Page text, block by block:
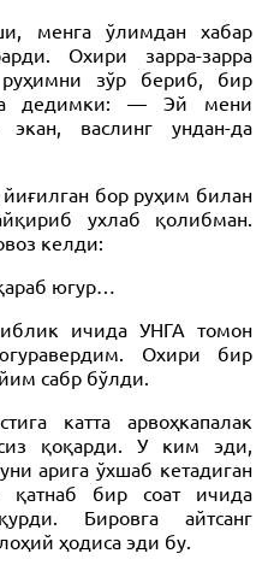
менга ўлимдан хабар
Охири зарра-зарра
зўр бериб, бир
дедимки: — Эй мени
васлинг ундан-да
бор руҳим билан
ухлаб қолибман.
келди:
югур…
ичида УНГА томон
Охири бир
сабр бўлди.
катта арвоҳкапалак
қоқарди. У ким эди,
арига ўхшаб кетадиган
қатнаб бир соат ичида
Бировга айтсанг
ҳодиса эди бу.